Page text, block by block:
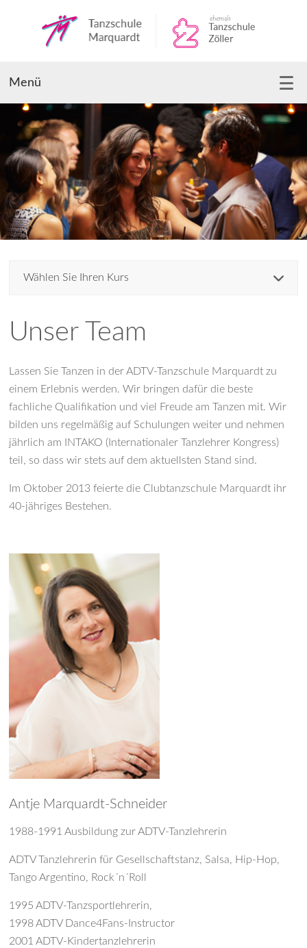
Menü
Wählen Sie Ihren Kurs
Unser Team
Lassen Sie Tanzen in der ADTV-Tanzschule Marquardt zu
einem Erlebnis werden. Wir bringen dafür die beste
fachliche Qualifikation und viel Freude am Tanzen mit. Wir
bilden uns regelmäßig auf Schulungen weiter und nehmen
jährlich am INTAKO (Internationaler Tanzlehrer Kongress)
teil, so dass wir stets auf dem aktuellsten Stand sind.
Im Oktober 2013 feierte die Clubtanzschule Marquardt ihr
40-jähriges Bestehen.
Antje Marquardt-Schneider
1988-1991 Ausbildung zur ADTV-Tanzlehrerin
ADTV Tanzlehrerin für Gesellschaftstanz, Salsa, Hip-Hop,
Tango Argentino, Rock´n´Roll
1995 ADTV-Tanzsportlehrerin,
1998 ADTV Dance4Fans-Instructor
2001 ADTV-Kindertanzlehrerin